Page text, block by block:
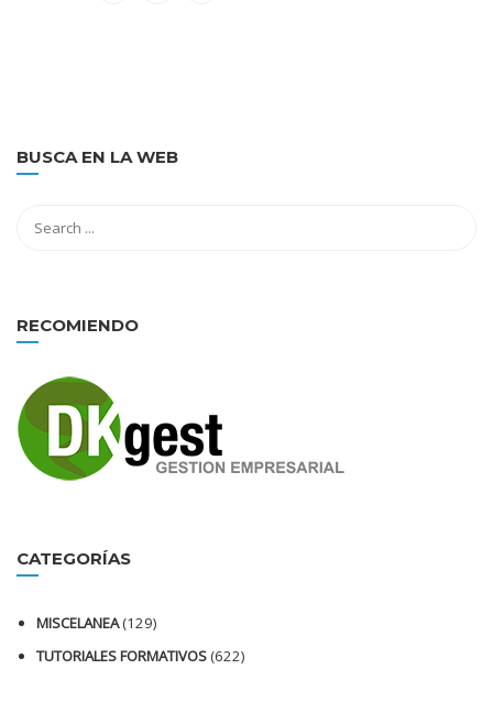
BUSCA EN LA WEB
RECOMIENDO
CATEGORÍAS
MISCELANEA(129)
TUTORIALES FORMATIVOS(622)